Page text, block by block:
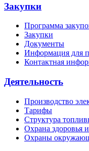
Закупки
Программа
Закупки
Документы
Информация для
Контактная
Деятельность
Производство
Тарифы
Структура
Охрана здоровья
Охраны